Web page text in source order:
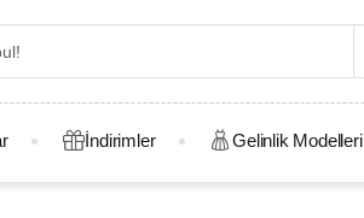
İndirimler Gelinlik Modelleri